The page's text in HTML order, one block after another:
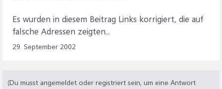
Range(Cells(iRow, 1), Cells(iRow + 40, 1)).Value
iRow = iRow + 40
Next iCol
Es wurden in diesem Beitrag Links korrigiert, die auf
falsche Adressen zeigten...
29. September 2002
(Du musst angemeldet oder registriert sein, um eine Antwort